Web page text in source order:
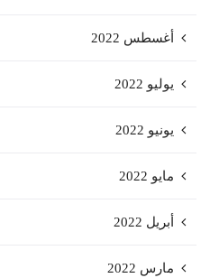
أغسطس 2022
يوليو 2022
يونيو 2022
مايو 2022
أبريل 2022
مارس 2022